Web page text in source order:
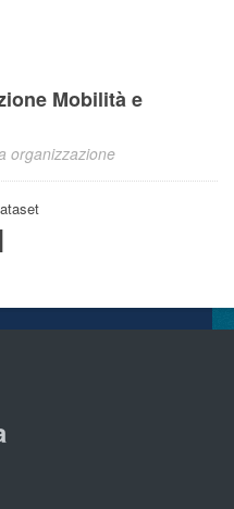
Mobilità e
organizzazione